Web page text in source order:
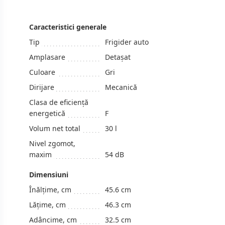
Caracteristici generale
Tip
Frigider auto
Amplasare
Detașat
Culoare
Gri
Dirijare
Mecanică
Clasa de eficiență
energetică
F
Volum net total
30 l
Nivel zgomot,
maxim
54 dB
Dimensiuni
Înălțime, cm
45.6 cm
Lățime, cm
46.3 cm
Adâncime, cm
32.5 cm